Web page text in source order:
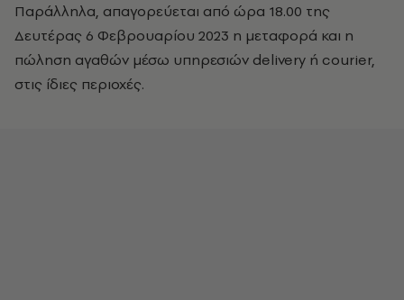
Παράλληλα, απαγορεύεται από ώρα 18.00 της
Δευτέρας 6 Φεβρουαρίου 2023 η μεταφορά και η
πώληση αγαθών μέσω υπηρεσιών delivery ή courier,
στις ίδιες περιοχές.